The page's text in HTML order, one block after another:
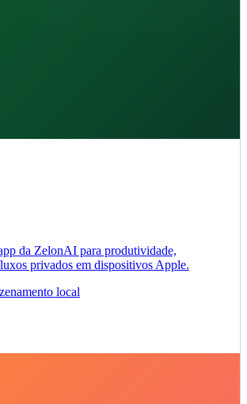
da ZelonAI para produtividade,
privados em dispositivos Apple.
local